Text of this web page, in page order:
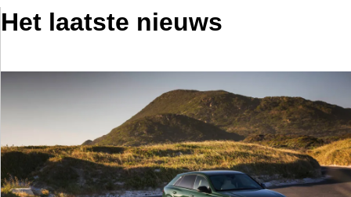
Het laatste nieuws